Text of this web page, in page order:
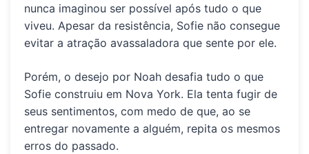
nunca imaginou ser possível após tudo o que
viveu. Apesar da resistência, Sofie não consegue
evitar a atração avassaladora que sente por ele.
Porém, o desejo por Noah desafia tudo o que
Sofie construiu em Nova York. Ela tenta fugir de
seus sentimentos, com medo de que, ao se
entregar novamente a alguém, repita os mesmos
erros do passado.